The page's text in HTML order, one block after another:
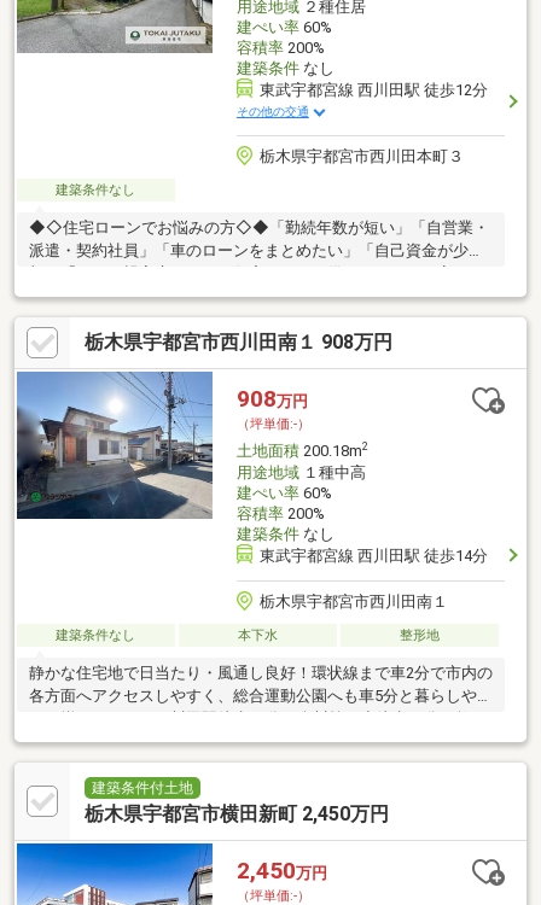
用途地域２種住居
建ぺい率60%
容積率200%
建築条件なし
東武宇都宮線 西川田駅 徒歩12分
その他の交通
栃木県宇都宮市西川田本町３
建築条件なし
◆◇住宅ローンでお悩みの方◇◆「勤続年数が短い」「自営業・
派遣・契約社員」「車のローンをまとめたい」「自己資金が少
んな方は東海住宅にお任せください！わかりやすく説明・段取り
いたします。地元金融機関の優遇金利もありますので、お気軽に
お問い合わせください！◆◇よくある3つの疑問・不安の説明動
画！◇◆関連リンクより、多くのお客様が抱える3つの不安・疑
問の説明動画がご覧いただけます！1つあたりの3分～4分の動画
で、3つすべて見ても約10分程度となっております！
栃木県宇都宮市西川田南１ 908万円
908万円
（坪単価:-）
土地面積200.18m2
用途地域１種中高
建ぺい率60%
容積率200%
建築条件なし
東武宇都宮線 西川田駅 徒歩14分
栃木県宇都宮市西川田南１
建築条件なし 本下水 整形地
静かな住宅地で日当たり・風通し良好！環状線まで車2分で市内の
各方面へアクセスしやすく、総合運動公園へも車5分と暮らしやす
さが揃っています西川田駅徒歩13分、姿川第一小徒歩12分と教
育・交通の利便性が高い立地スーパー、ドラッグストア、コンビ
ニまで車で5分以内と買物環境も充実！姿川第一小学校：徒歩約
12分（約900ｍ）姿川中学校：自転車で約15分（約3700ｍ）▼本
物件の土地＋建物プランを解説した動画がございますので、ぜひ
建築条件付土地
栃木県宇都宮市横田新町 2,450万円
2,450万円
（坪単価:-）